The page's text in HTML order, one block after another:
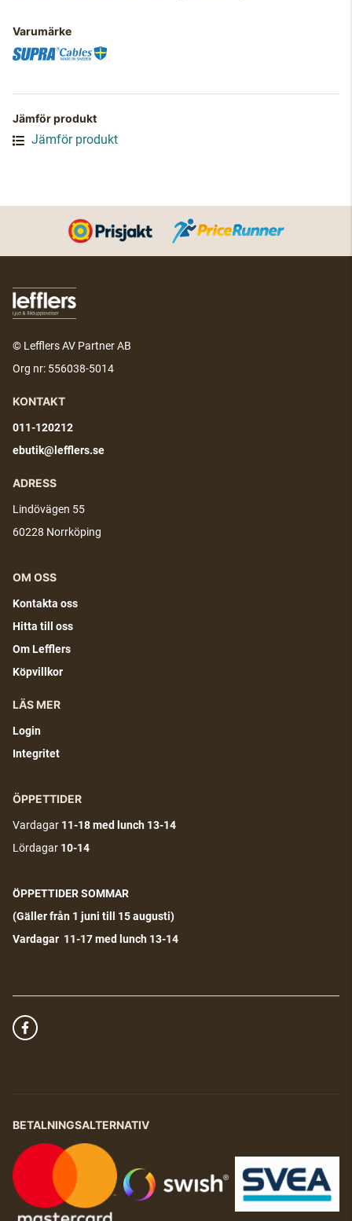
Varumärke
Jämför produkt
Jämför produkt
© Lefflers AV Partner AB
Org nr: 556038-5014
KONTAKT
011-120212
ebutik@lefflers.se
ADRESS
Lindövägen 55
60228 Norrköping
OM OSS
Kontakta oss
Hitta till oss
Om Lefflers
Köpvillkor
LÄS MER
Login
Integritet
ÖPPETTIDER
Vardagar 11-18med lunch 13-14
Lördagar 10-14
ÖPPETTIDER SOMMAR
(Gäller från 1 juni till 15 augusti)
Vardagar 11-17 med lunch 13-14
BETALNINGSALTERNATIV